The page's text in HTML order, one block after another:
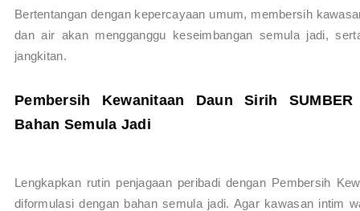
Bertentangan dengan kepercayaan umum, membersih
dan air akan mengganggu keseimbangan semula jadi,
jangkitan.
Pembersih Kewanitaan Daun Sirih
Bahan Semula Jadi
Lengkapkan rutin penjagaan peribadi dengan Pembersih
diformulasi dengan bahan semula jadi. Agar kawasan intim